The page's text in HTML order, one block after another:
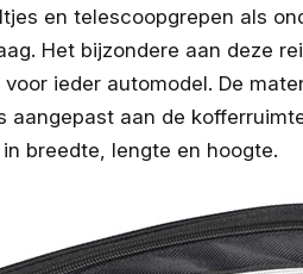
en telescoopgrepen als
Het bijzondere aan deze
ieder automodel. De
aangepast aan de
breedte, lengte en hoogte.